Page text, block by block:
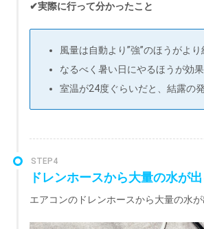
✔実際に行って分かったこと
風量は自動より”強”のほうがより
なるべく暑い日にやるほうが効果
室温が24度ぐらいだと、結露の
STEP4
ドレンホースから大量の水が
エアコンのドレンホースから大量の水